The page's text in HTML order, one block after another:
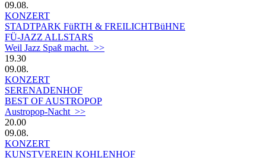
09.08.
KONZERT
STADTPARK FüRTH & FREILICHTBüHNE
FÜ-JAZZ ALLSTARS
Weil Jazz Spaß macht. >>
19.30
09.08.
KONZERT
SERENADENHOF
BEST OF AUSTROPOP
Austropop-Nacht >>
20.00
09.08.
KONZERT
KUNSTVEREIN KOHLENHOF